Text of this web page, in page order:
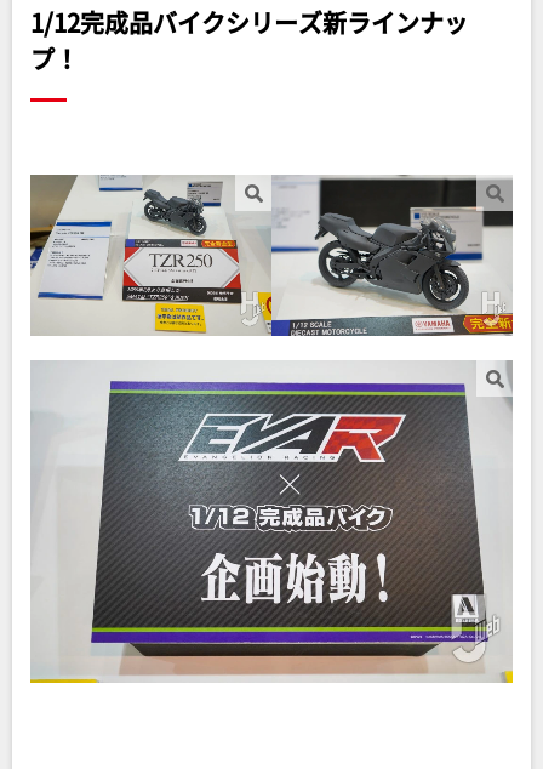
1/12完成品バイクシリーズ新ラインナッ
プ！